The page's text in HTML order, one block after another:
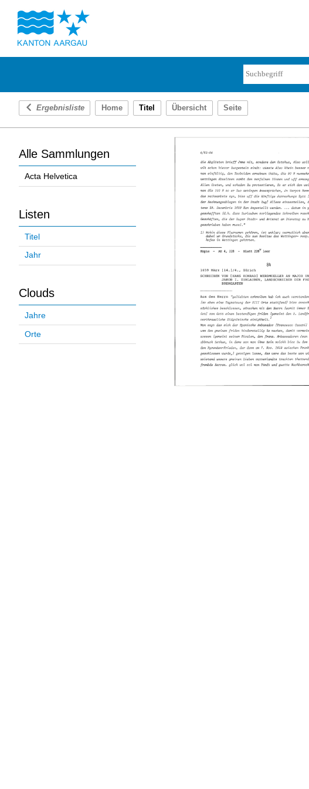
Ergebnisliste Home Titel Übersicht Seite
Alle Sammlungen
Acta Helvetica
Listen
Titel
Jahr
Clouds
Jahre
Orte